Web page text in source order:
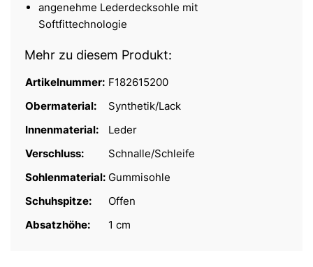
angenehme Lederdecksohle mit
Softfittechnologie
Mehr zu diesem Produkt:
Artikelnummer: F182615200
Obermaterial:
Synthetik/Lack
Innenmaterial:
Leder
Verschluss:
Schnalle/Schleife
Sohlenmaterial: Gummisohle
Schuhspitze:
Offen
Absatzhöhe:
1 cm